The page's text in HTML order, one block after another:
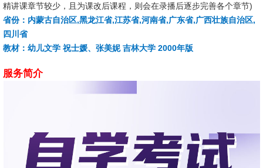
精讲课章节较少，且为课改后课程，则会在录播后逐步完善各个章节)
省份：内蒙古自治区,黑龙江省,江苏省,河南省,广东省,广西壮族自治区,
四川省
教材：幼儿文学 祝士媛、张美妮 吉林大学 2000年版
服务简介